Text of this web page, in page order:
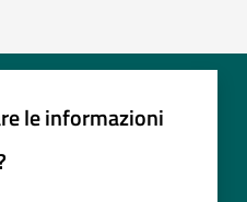
le informazioni